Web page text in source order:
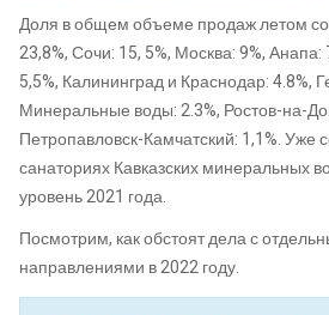
Доля в общем объеме продаж летом
23,8%, Сочи: 15, 5%, Москва: 9%, Анапа:
5,5%, Калининград и Краснодар: 4.8%,
Минеральные воды: 2.3%, Ростов-на-
Петропавловск-Камчатский: 1,1%. Уже
санаториях Кавказских минеральных
уровень 2021 года.
Посмотрим, как обстоят дела с
направлениями в 2022 году.